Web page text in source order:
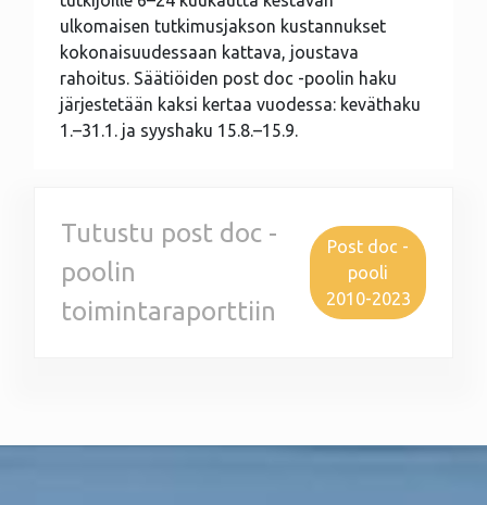
ulkomaisen tutkimusjakson kustannukset
kokonaisuudessaan kattava, joustava
rahoitus. Säätiöiden post doc -poolin haku
järjestetään kaksi kertaa vuodessa: keväthaku
1.–31.1. ja syyshaku 15.8.–15.9.
Tutustu post doc -
poolin
toimintaraporttiin
Post doc -
pooli
2010-2023